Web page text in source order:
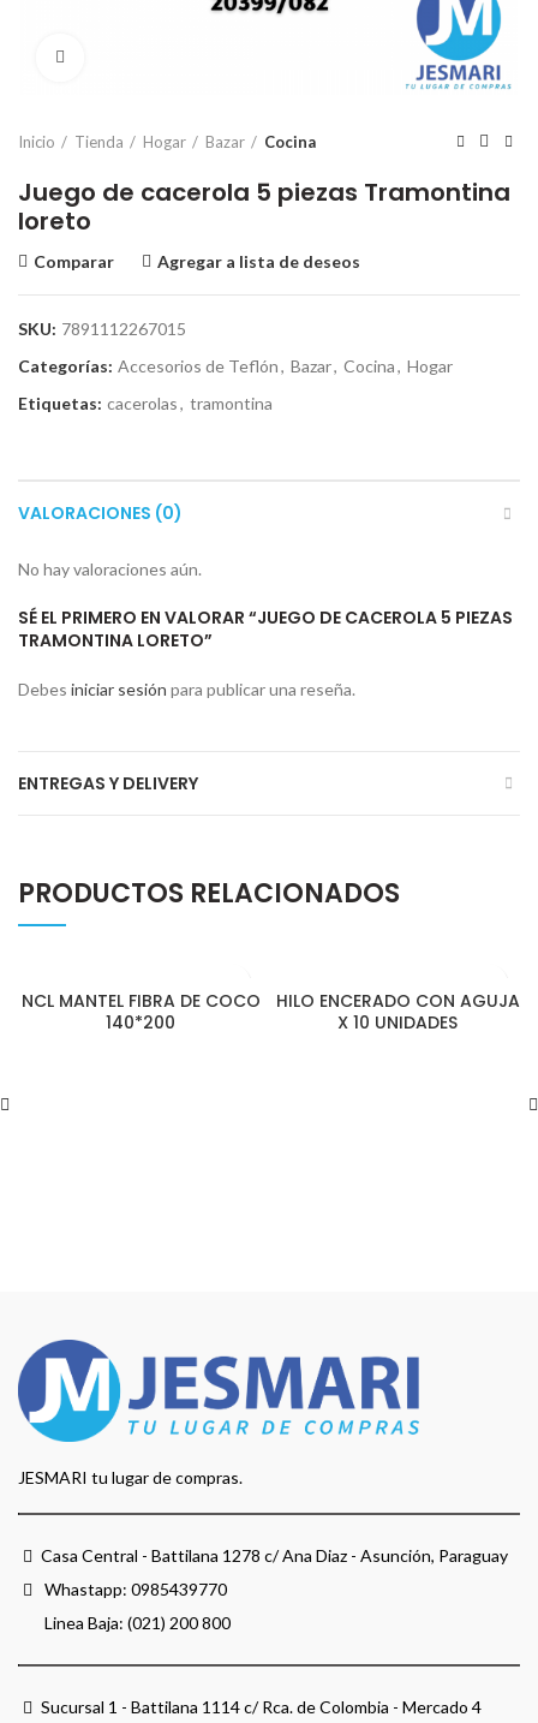
Inicio Tienda Hogar Bazar Cocina
Juego de cacerola 5 piezas Tramontina
loreto
Comparar Agregar a lista de deseos
SKU: 7891112267015
Categorías: Accesorios de Teflón, Bazar, Cocina, Hogar
Etiquetas: cacerolas, tramontina
VALORACIONES (0)
No hay valoraciones aún.
SÉ EL PRIMERO EN VALORAR “JUEGO DE CACEROLA 5 PIEZAS
TRAMONTINA LORETO”
Debes iniciar sesión para publicar una reseña.
ENTREGAS Y DELIVERY
PRODUCTOS RELACIONADOS
NCL MANTEL FIBRA DE COCO
140*200
HILO ENCERADO CON AGUJA
X 10 UNIDADES
JESMARI tu lugar de compras.
Casa Central - Battilana 1278 c/ Ana Diaz - Asunción, Paraguay
Whastapp: 0985439770
Linea Baja: (021) 200 800
Sucursal 1 - Battilana 1114 c/ Rca. de Colombia - Mercado 4